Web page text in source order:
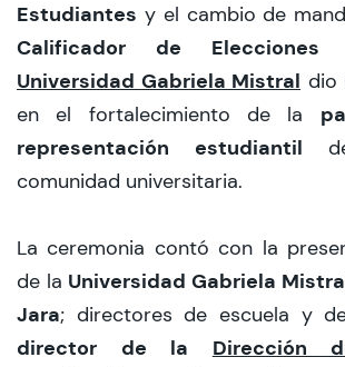
Estudiantes y el cambio de
Calificador de Elecciones
Universidad Gabriela Mistral dio
en el fortalecimiento de la
representación estudiantil
comunidad universitaria.
La ceremonia contó con la
de la Universidad Gabriela
Jara; directores de escuela y
director de la Dirección